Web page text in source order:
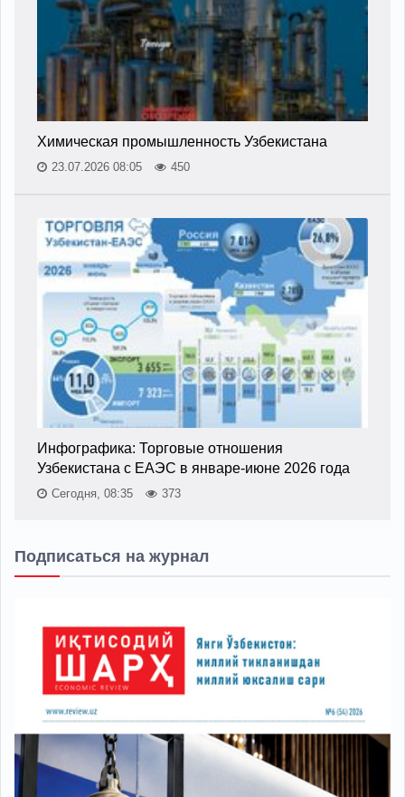
Химическая промышленность Узбекистана
23.07.2026 08:05 450
Инфографика: Торговые отношения
Узбекистана с ЕАЭС в январе-июне 2026 года
Сегодня, 08:35 373
Подписаться на журнал